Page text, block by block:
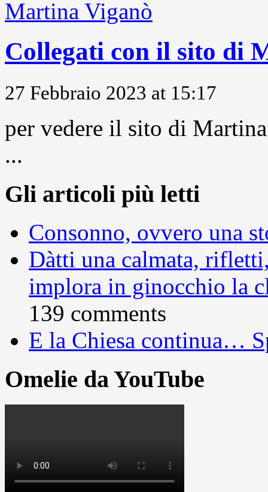
Collegati con il sito di
27 Febbraio 2023 at 15:17
per vedere il sito di
...
Gli articoli più letti
Consonno, ovvero una
Dàtti una calmata,
implora in ginocchio la
139 comments
E la Chiesa continua…
Omelie da YouTube